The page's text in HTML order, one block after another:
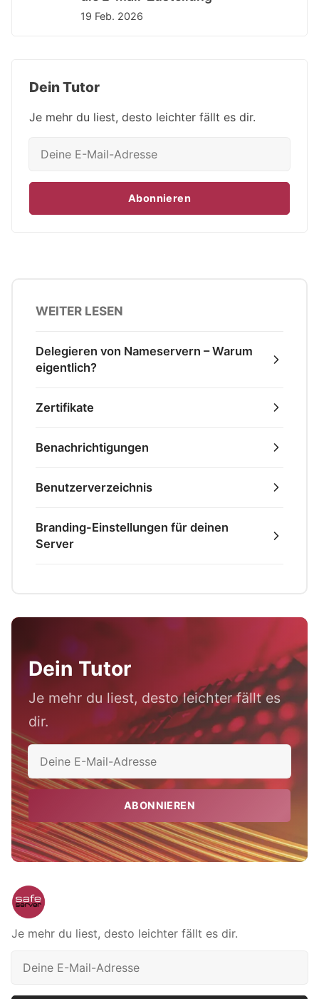
19 Feb. 2026
Dein Tutor
Je mehr du liest, desto leichter fällt es dir.
Abonnieren
WEITER LESEN
Delegieren von Nameservern – Warum
eigentlich?
Zertifikate
Benachrichtigungen
Benutzerverzeichnis
Branding-Einstellungen für deinen
Server
Dein Tutor
Je mehr du liest, desto leichter fällt es
dir.
ABONNIEREN
Je mehr du liest, desto leichter fällt es dir.